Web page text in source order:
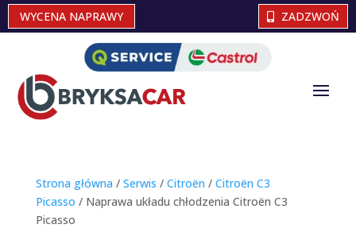
WYCENA NAPRAWY ZADZWOŃ
Strona główna / Serwis / Citroën / Citroën C3
Picasso / Naprawa układu chłodzenia Citroën C3
Picasso